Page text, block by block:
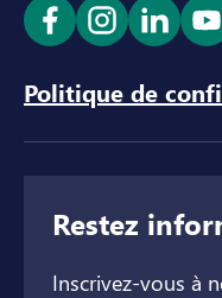
Ouvrir le lien
Ouvrir le
Ouvrir
Politique de
Restez
Inscrivez-vous à